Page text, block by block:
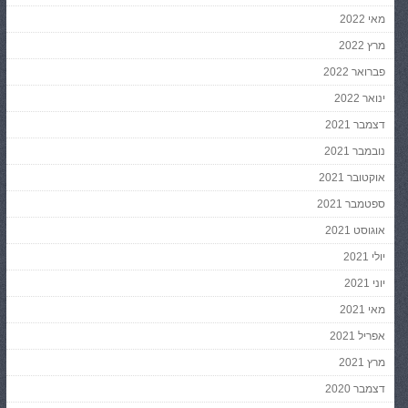
מאי 2022
מרץ 2022
פברואר 2022
ינואר 2022
דצמבר 2021
נובמבר 2021
אוקטובר 2021
ספטמבר 2021
אוגוסט 2021
יולי 2021
יוני 2021
מאי 2021
אפריל 2021
מרץ 2021
דצמבר 2020